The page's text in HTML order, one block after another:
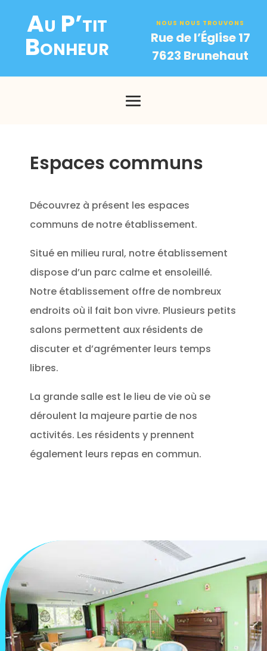
Au P’tit
Bonheur
NOUS NOUS TROUVONS
Rue de l’Église 17
7623 Brunehaut
Espaces communs
Découvrez à présent les espaces
communs de notre établissement.
Situé en milieu rural, notre établissement
dispose d’un parc calme et ensoleillé.
Notre établissement offre de nombreux
endroits où il fait bon vivre. Plusieurs petits
salons permettent aux résidents de
discuter et d’agrémenter leurs temps
libres.
La grande salle est le lieu de vie où se
déroulent la majeure partie de nos
activités. Les résidents y prennent
également leurs repas en commun.